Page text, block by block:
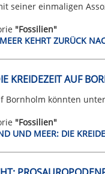
seiner einmaligen
"Fossilien"
KEHRT ZURÜCK
KREIDEZEIT AUF
Bornholm könnten
"Fossilien"
UND MEER: DIE